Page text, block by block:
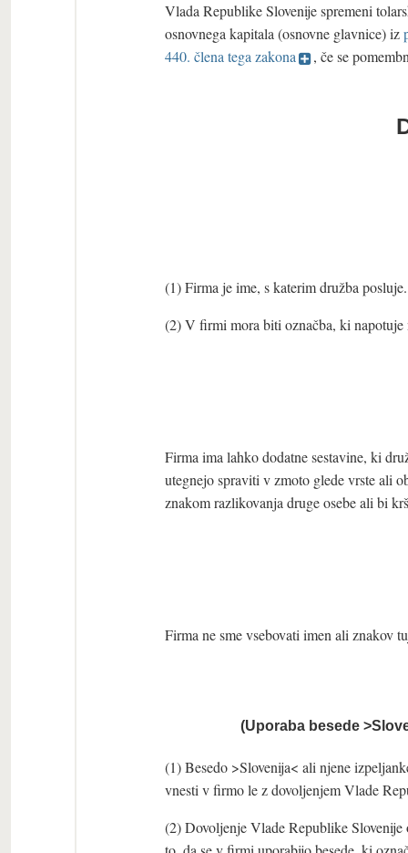
Vlada Republike Slovenije spremeni
osnovnega kapitala (osnovne glavnice) iz
440. člena tega zakona
, če se
(1) Firma je ime, s katerim družba posluje.
(2) V firmi mora biti označba, ki napotuje
Firma ima lahko dodatne sestavine, ki
utegnejo spraviti v zmoto glede vrste ali
znakom razlikovanja druge osebe ali bi
Firma ne sme vsebovati imen ali znakov
(Uporaba besede
(1) Besedo >Slovenija< ali njene
vnesti v firmo le z dovoljenjem Vlade
(2) Dovoljenje Vlade Republike